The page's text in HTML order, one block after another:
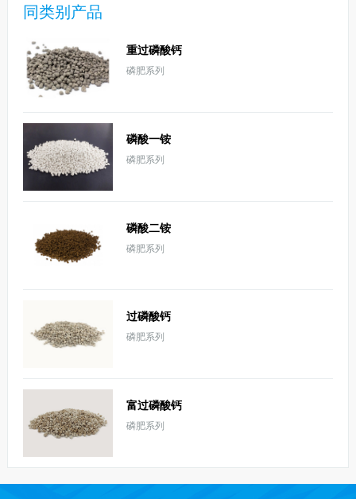
同类别产品
重过磷酸钙
磷肥系列
磷酸一铵
磷肥系列
磷酸二铵
磷肥系列
过磷酸钙
磷肥系列
富过磷酸钙
磷肥系列